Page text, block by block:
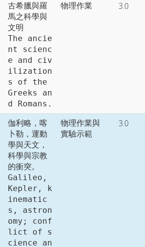
古希臘與羅
馬之科學與
文明
The ancie
nt scienc
e and civ
ilization
s of the
Greeks an
物理作業 3.0
伽利略，喀
卜勒，運動
學與天文，
科學與宗教
的衝突。
Galileo,
Kepler, k
inematic
s, astron
omy; conf
lict of s
cience an
物理作業與
實驗示範
3.0